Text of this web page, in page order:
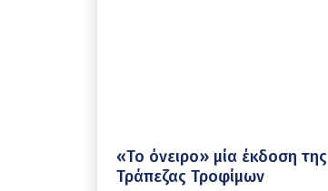
«Το όνειρο» μία έκδοση της
Τράπεζας Τροφίμων